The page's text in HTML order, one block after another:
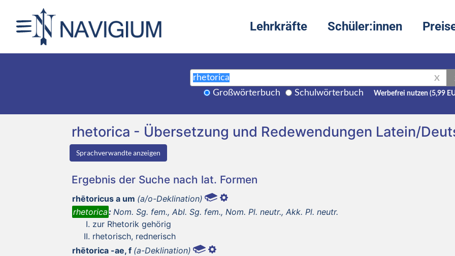
Lehrkräfte Schüler:innen
X
Großwörterbuch Schulwörterbuch Werbefrei nutzen (5,99
rhetorica - Übersetzung und Redewendungen Latein/
Sprachverwandte anzeigen
Ergebnis der Suche nach lat. Formen
rhētoricus a um (a/o-Deklination)
rhetorica: Nom. Sg. fem., Abl. Sg. fem., Nom. Pl. neutr., Akk. Pl. neutr.
zur Rhetorik gehörig
rhetorisch, rednerisch
rhētorica -ae, f (a-Deklination)